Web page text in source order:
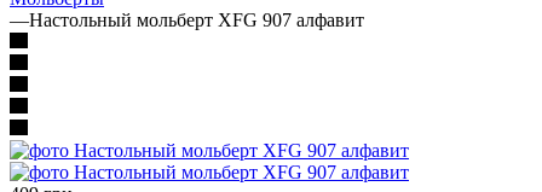
—Настольный мольберт XFG 907 алфавит